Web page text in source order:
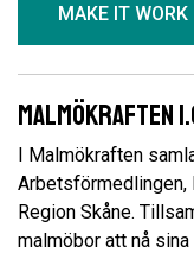
MAKE IT WORK
Malmökraften
I Malmökraften
Arbetsförmedlingen,
Region Skåne.
malmöbor att nå